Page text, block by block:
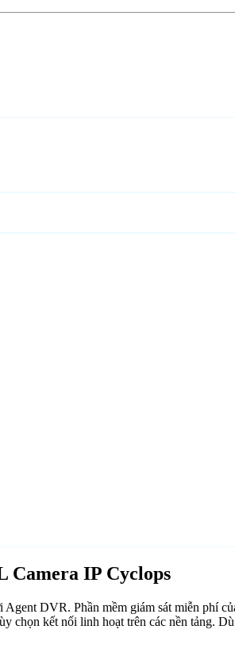
Camera IP Cyclops
Agent DVR. Phần mềm giám sát miễn phí
chọn kết nối linh hoạt trên các nền tảng.